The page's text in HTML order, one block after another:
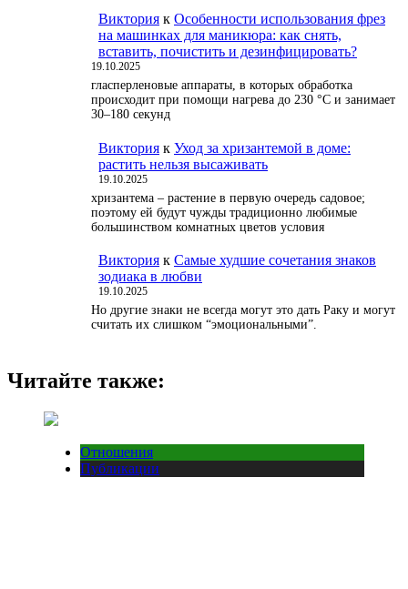
Виктория к Особенности использования фрез
на машинках для маникюра: как снять,
вставить, почистить и дезинфицировать?
19.10.2025
гласперленовые аппараты, в которых обработка
происходит при помощи нагрева до 230 °С и занимает
30–180 секунд
Виктория к Уход за хризантемой в доме:
растить нельзя высаживать
19.10.2025
хризантема – растение в первую очередь садовое;
поэтому ей будут чужды традиционно любимые
большинством комнатных цветов условия
Виктория к Самые худшие сочетания знаков
зодиака в любви
19.10.2025
Но другие знаки не всегда могут это дать Раку и могут
считать их слишком “эмоциональными”.
Читайте также:
Отношения
Публикации